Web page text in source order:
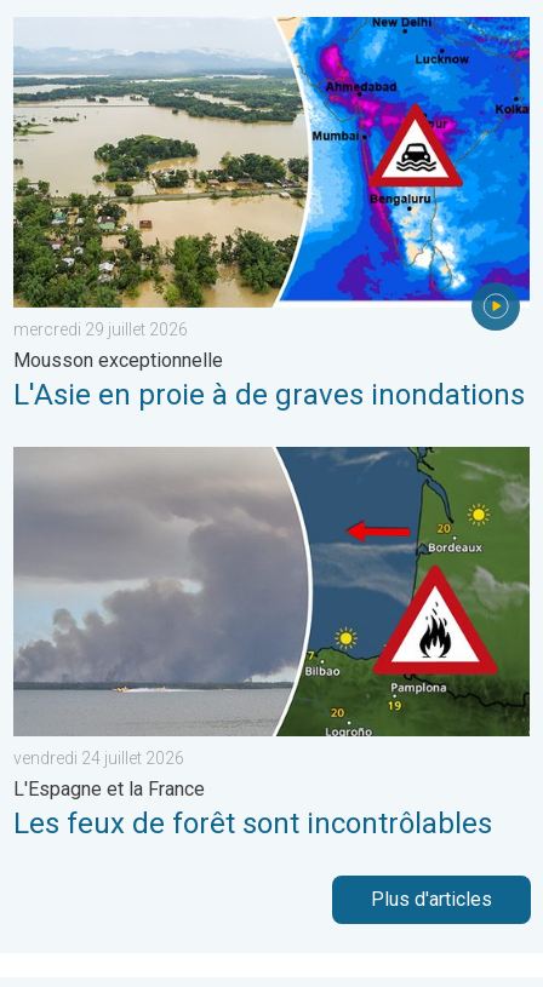
L'Asie en proie à de graves inondations. Mousson
mercredi 29 juillet 2026
Mousson exceptionnelle
L'Asie en proie à de graves inondations
Les feux de forêt sont incontrôlables. L'Espagne et la France.
vendredi 24 juillet 2026
L'Espagne et la France
Les feux de forêt sont incontrôlables
Plus d'articles